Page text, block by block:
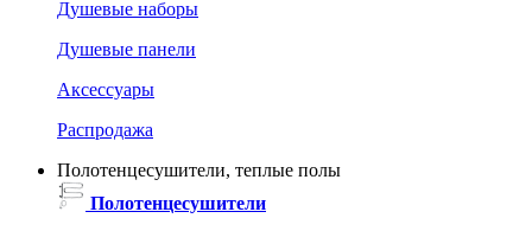
Душевые наборы
Душевые панели
Аксессуары
Распродажа
Полотенцесушители, теплые полы
Полотенцесушители